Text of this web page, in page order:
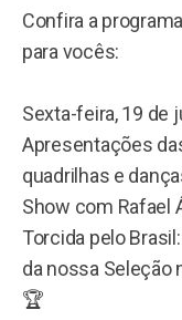
Confira a
para vocês:
Sexta-feira, 19 de
Apresentações
quadrilhas e
Show com Rafael
Torcida pelo
da nossa
🏆